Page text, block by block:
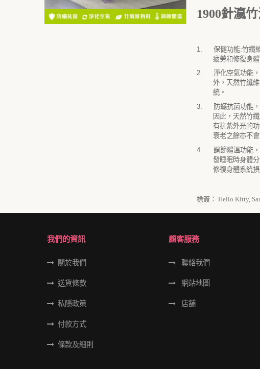
1900針瀛
1. 保健功能:竹纖
疲勞和修復身
2.
淨化空氣功能
外，天然竹纖
統。
3.
防蟎抗菌功能
因此，天然竹
有抗紫外光的
衰老之餘亦不
4.
調節體溫功能
發睡眠時身體
修復身體系統
標簽： Hello Kitty,
我們的資訊
關於我們
送貨條款
私隱政策
付款方式
條款及細則
顧客服務
聯絡我們
網站地圖
店舖